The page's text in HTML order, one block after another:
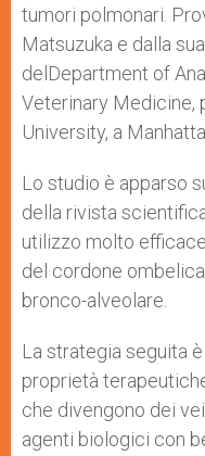
tumori polmonari.
Matsuzuka e dalla
delDepartment of
Veterinary Medicine,
University, a
Lo studio è apparso
della rivista
utilizzo molto
del cordone
bronco-alveolare.
La strategia seguita
proprietà
che divengono dei
agenti biologici con